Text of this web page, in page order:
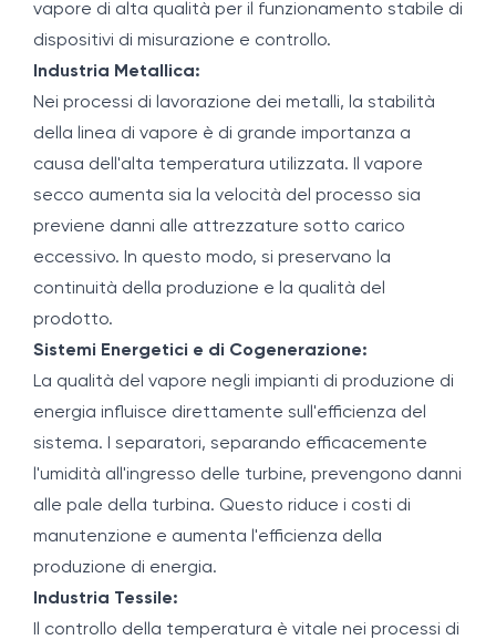
vapore di alta qualità per il funzionamento stabile di
dispositivi di misurazione e controllo.
Industria Metallica:
Nei processi di lavorazione dei metalli, la stabilità
della linea di vapore è di grande importanza a
causa dell'alta temperatura utilizzata. Il vapore
secco aumenta sia la velocità del processo sia
previene danni alle attrezzature sotto carico
eccessivo. In questo modo, si preservano la
continuità della produzione e la qualità del
prodotto.
Sistemi Energetici e di Cogenerazione:
La qualità del vapore negli impianti di produzione di
energia influisce direttamente sull'efficienza del
sistema. I separatori, separando efficacemente
l'umidità all'ingresso delle turbine, prevengono danni
alle pale della turbina. Questo riduce i costi di
manutenzione e aumenta l'efficienza della
produzione di energia.
Industria Tessile:
Il controllo della temperatura è vitale nei processi di